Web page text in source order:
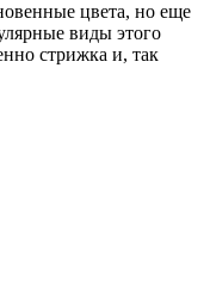
цвета, но еще
виды этого
стрижка и, так